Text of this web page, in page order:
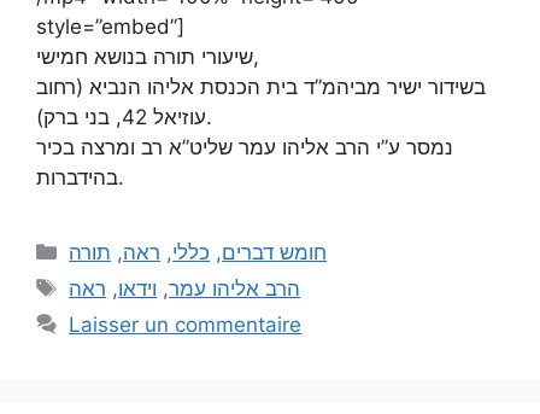
style=”embed”]
שיעורי תורה בנושא חמישי,
בשידור ישיר מביהמ”ד בית הכנסת אליהו הנביא (רחוב
עוזיאל 42, בני ברק).
נמסר ע”י הרב אליהו עמר שליט”א רב ומרצה בכיר
בהידברות.
חומש דברים, כללי, ראה, תורה
הרב אליהו עמר, וידאו, ראה
Laisser un commentaire